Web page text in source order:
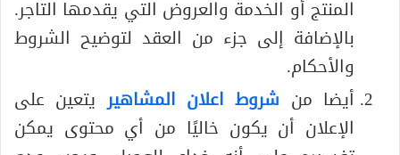
المنتج أو الخدمة والعروض التي يقدمها التاجر.
بالإضافة إلى جزء من العقد لتوضيح الشروط
والأحكام.
أيضا من شروط اعلان المشاهير يتعين على
الإعلان أن يكون خاليًا من أي محتوى يمكن